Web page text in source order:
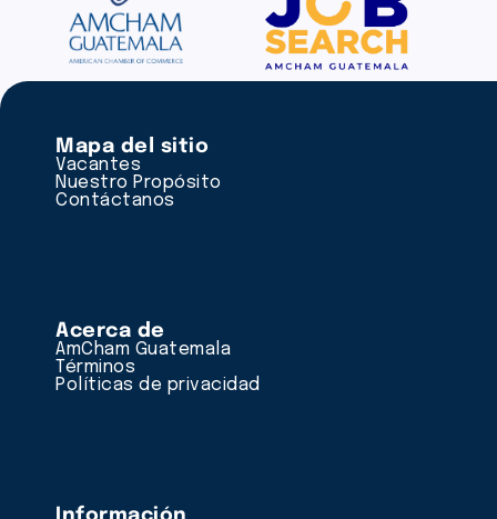
Mapa del sitio
Vacantes
Nuestro Propósito
Contáctanos
Acerca de
AmCham Guatemala
Términos
Políticas de privacidad